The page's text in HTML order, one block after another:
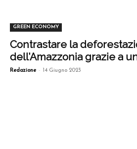
GREEN ECONOMY
Contrastare la
dell’Amazzonia grazie a
Redazione - 14 Giugno 2023